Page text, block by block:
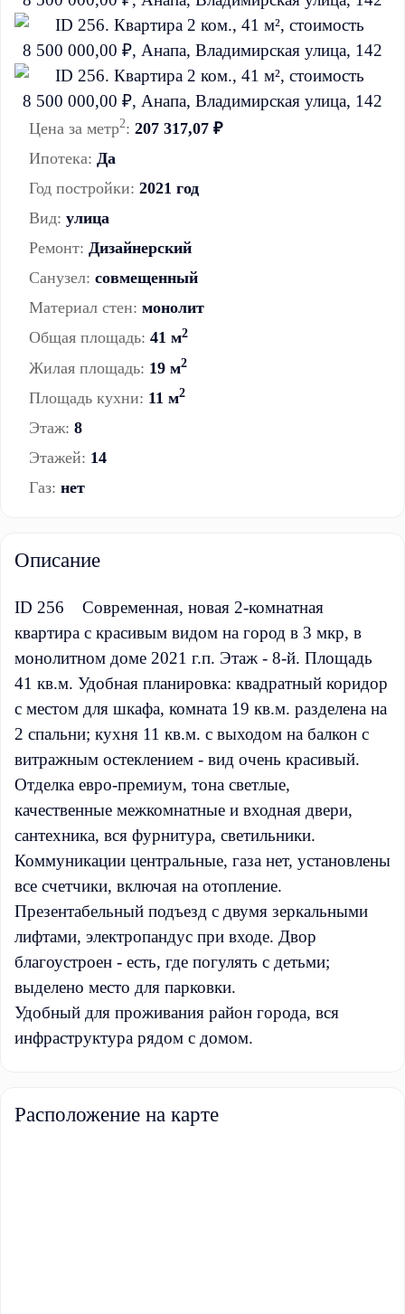
Цена за метр2: 207 317,07 ₽
Ипотека: Да
Год постройки: 2021 год
Вид: улица
Ремонт: Дизайнерский
Санузел: совмещенный
Материал стен: монолит
Общая площадь: 41 м2
Жилая площадь: 19 м2
Площадь кухни: 11 м2
Этаж: 8
Этажей: 14
Газ: нет
Описание
ID 256 Современная, новая 2-комнатная
квартира с красивым видом на город в 3 мкр, в
монолитном доме 2021 г.п. Этаж - 8-й. Площадь
41 кв.м. Удобная планировка: квадратный коридор
с местом для шкафа, комната 19 кв.м. разделена на
2 спальни; кухня 11 кв.м. с выходом на балкон с
витражным остеклением - вид очень красивый.
Отделка евро-премиум, тона светлые,
качественные межкомнатные и входная двери,
сантехника, вся фурнитура, светильники.
Коммуникации центральные, газа нет, установлены
все счетчики, включая на отопление.
Презентабельный подъезд с двумя зеркальными
лифтами, электропандус при входе. Двор
благоустроен - есть, где погулять с детьми;
выделено место для парковки.
Удобный для проживания район города, вся
инфраструктура рядом с домом.
Расположение на карте